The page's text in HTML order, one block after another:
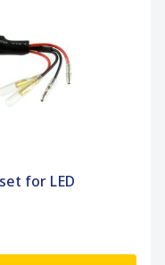
for LED